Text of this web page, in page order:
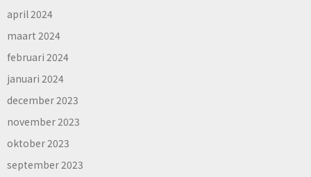
april 2024
maart 2024
februari 2024
januari 2024
december 2023
november 2023
oktober 2023
september 2023